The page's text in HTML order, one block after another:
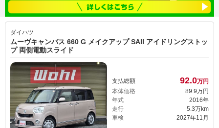
ダイハツ
ムーヴキャンバス 660 G メイクアップ SAII アイドリングストッ
プ 両側電動スライド
支払総額 92.0万円
本体価格
89. 9万円
年式
2016年
走行
5.3万km
車検
2027年11月